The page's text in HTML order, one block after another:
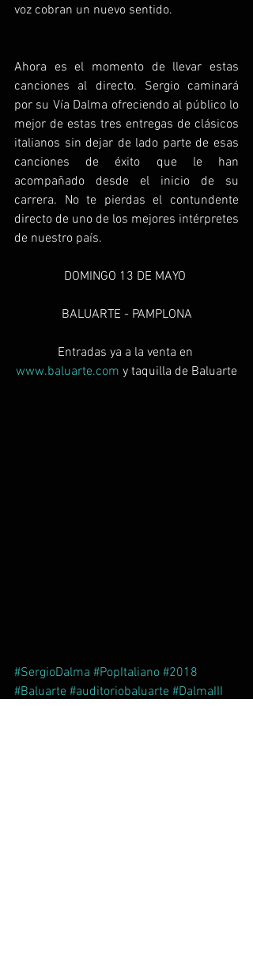
voz cobran un nuevo sentido.
Ahora es el momento de llevar estas
canciones al directo. Sergio caminará
por su Vía Dalma ofreciendo al público lo
mejor de estas tres entregas de clásicos
italianos sin dejar de lado parte de esas
canciones de éxito que le han
acompañado desde el inicio de su
carrera. No te pierdas el contundente
directo de uno de los mejores intérpretes
de nuestro país.
DOMINGO 13 DE MAYO
BALUARTE - PAMPLONA
Entradas ya a la venta en
www.baluarte.com y taquilla de Baluarte
#SergioDalma #PopItaliano #2018
#Baluarte #auditoriobaluarte #DalmaIII